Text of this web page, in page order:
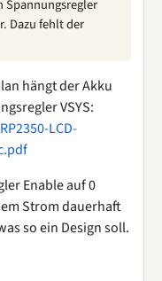
Spannungsregler
Dazu fehlt der
hängt der Akku
VSYS:
LCD-
Enable auf 0
Strom dauerhaft
so ein Design soll.